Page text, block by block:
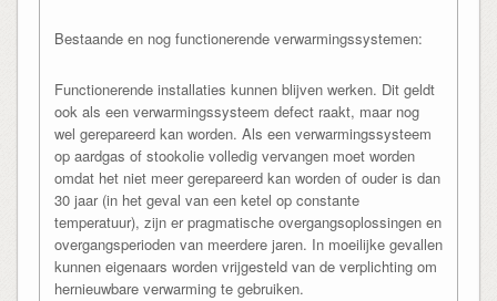
Bestaande en nog functionerende verwarmingssystemen:
Functionerende installaties kunnen blijven werken. Dit geldt
ook als een verwarmingssysteem defect raakt, maar nog
wel gerepareerd kan worden. Als een verwarmingssysteem
op aardgas of stookolie volledig vervangen moet worden
omdat het niet meer gerepareerd kan worden of ouder is dan
30 jaar (in het geval van een ketel op constante
temperatuur), zijn er pragmatische overgangsoplossingen en
overgangsperioden van meerdere jaren. In moeilijke gevallen
kunnen eigenaars worden vrijgesteld van de verplichting om
hernieuwbare verwarming te gebruiken.